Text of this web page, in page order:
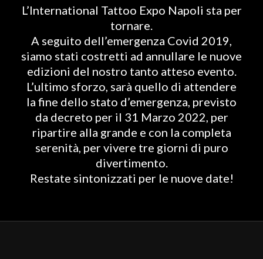
L’International Tattoo Expo Napoli sta per
tornare.
A seguito dell’emergenza Covid 2019,
siamo stati costretti ad annullare le nuove
edizioni del nostro tanto atteso evento.
L’ultimo sforzo, sarà quello di attendere
la fine dello stato d’emergenza, previsto
da decreto per il 31 Marzo 2022, per
ripartire alla grande e con la completa
serenità, per vivere tre giorni di puro
divertimento.
Restate sintonizzati per le nuove date!